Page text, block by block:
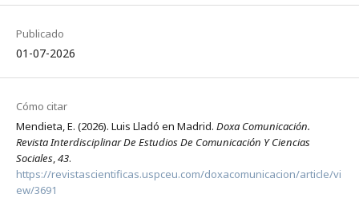
Publicado
01-07-2026
Cómo citar
Mendieta, E. (2026). Luis Lladó en Madrid. Doxa Comunicación.
Revista Interdisciplinar De Estudios De Comunicación Y Ciencias
Sociales,43.
https://revistascientificas.uspceu.com/doxacomunicacion/article/vi
ew/3691